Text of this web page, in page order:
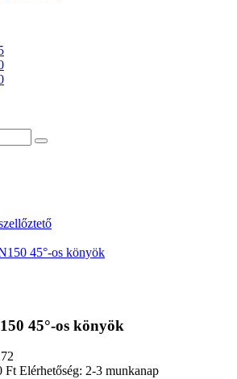
45°-os könyök
45°-os könyök
FtElérhetőség: 2-3 munkanap